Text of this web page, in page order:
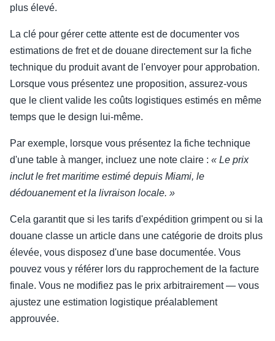
plus élevé.
La clé pour gérer cette attente est de documenter vos
estimations de fret et de douane directement sur la fiche
technique du produit avant de l'envoyer pour approbation.
Lorsque vous présentez une proposition, assurez-vous
que le client valide les coûts logistiques estimés en même
temps que le design lui-même.
Par exemple, lorsque vous présentez la fiche technique
d'une table à manger, incluez une note claire : « Le prix
inclut le fret maritime estimé depuis Miami, le
dédouanement et la livraison locale. »
Cela garantit que si les tarifs d'expédition grimpent ou si la
douane classe un article dans une catégorie de droits plus
élevée, vous disposez d'une base documentée. Vous
pouvez vous y référer lors du rapprochement de la facture
finale. Vous ne modifiez pas le prix arbitrairement — vous
ajustez une estimation logistique préalablement
approuvée.